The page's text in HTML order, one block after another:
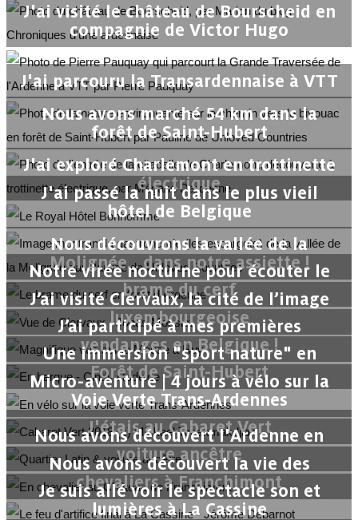
J'ai visité le château de Bourscheid en
compagnie de Victor Hugo
J'ai parcouru la Transardennaise à VTT
Nous avons marché 54 km dans la
forêt de Saint-Hubert
J'ai exploré Charlemont en trottinette
électrique
J'ai passé la nuit dans le plus vieil
hôtel de Belgique
Nous découvrons la vallée de la
Molignée... dans notre assiette !
Notre virée nocturne pour écouter le
brame du cerf
J’ai visité Clervaux, la cité de l’image
luxembourgeoise
J’ai participé à mes premières
vendanges en Belgique !
Une immersion "sport nature" en
Forêt de Saint-Hubert
Micro-aventure | 4 jours à vélo sur la
Voie Verte Trans-Ardennes
J'étais au Cabaret Vert
Nous avons découvert l'Ardenne en
voiture ancêtre
Nous avons découvert la vie des
chevaliers à Franchimont
Je suis allé voir le spectacle son et
lumières à La Cassine